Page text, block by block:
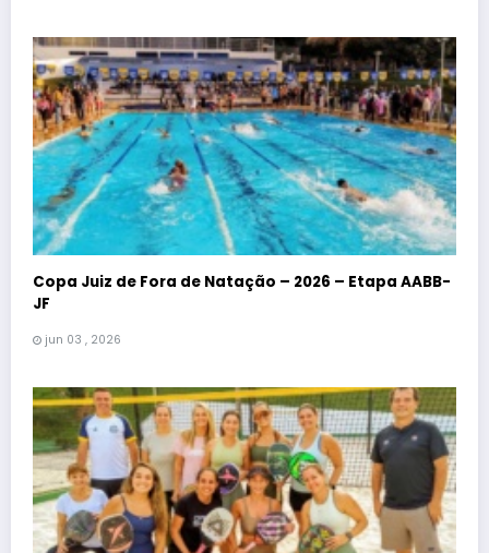
Copa Juiz de Fora de Natação – 2026 – Etapa AABB-
JF
jun 03 , 2026